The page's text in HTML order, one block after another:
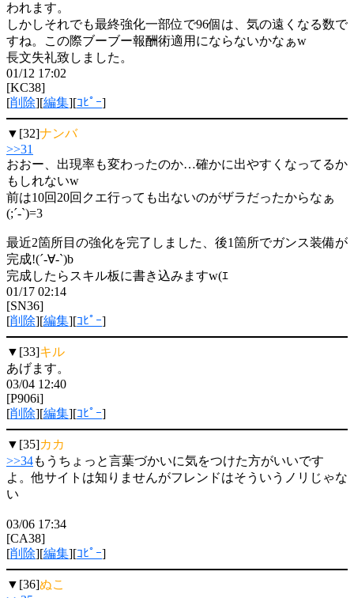
われます。
しかしそれでも最終強化一部位で96個は、気の遠くなる数で
すね。この際ブーブー報酬術適用にならないかなぁw
長文失礼致しました。
01/12 17:02
[KC38]
[削除][編集][ｺﾋﾟｰ]
▼[32]ナンバ
>>31
おおー、出現率も変わったのか…確かに出やすくなってるか
もしれないw
前は10回20回クエ行っても出ないのがザラだったからなぁ
(;´-`)=3
最近2箇所目の強化を完了しました、後1箇所でガンス装備が
完成!(´-∀-`)b
完成したらスキル板に書き込みますw(ｴ
01/17 02:14
[SN36]
[削除][編集][ｺﾋﾟｰ]
▼[33]キル
あげます。
03/04 12:40
[P906i]
[削除][編集][ｺﾋﾟｰ]
▼[35]カカ
>>34もうちょっと言葉づかいに気をつけた方がいいです
よ。他サイトは知りませんがフレンドはそういうノリじゃな
い
03/06 17:34
[CA38]
[削除][編集][ｺﾋﾟｰ]
▼[36]ぬこ